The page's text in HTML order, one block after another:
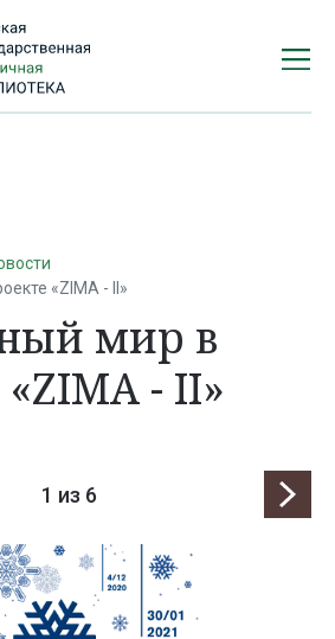
«ZIMA - II»
мир в
- II»
1 из 6